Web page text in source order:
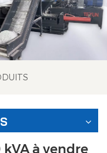
à vendre